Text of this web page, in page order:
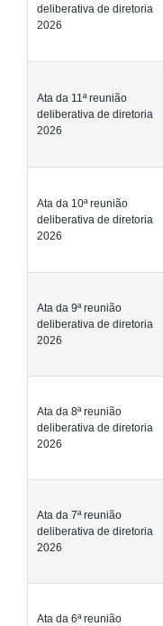
deliberativa de diretoria
2026
Ata da 11ª reunião
deliberativa de diretoria
2026
Ata da 10ª reunião
deliberativa de diretoria
2026
Ata da 9ª reunião
deliberativa de diretoria
2026
Ata da 8ª reunião
deliberativa de diretoria
2026
Ata da 7ª reunião
deliberativa de diretoria
2026
Ata da 6ª reunião